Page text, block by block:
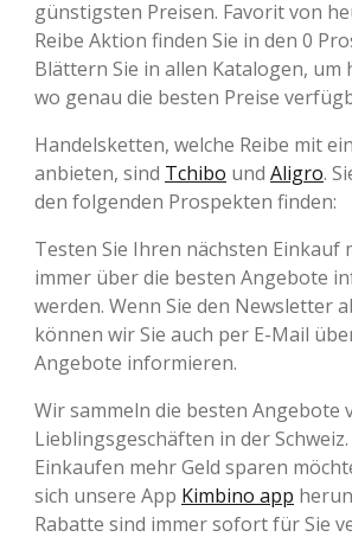
günstigsten Preisen. Favorit von
Reibe Aktion finden Sie in den 0
Blättern Sie in allen Katalogen, um
wo genau die besten Preise
Handelsketten, welche Reibe mit
anbieten, sind Tchibo und Aligro.
den folgenden Prospekten finden:
Testen Sie Ihren nächsten Einkauf
immer über die besten Angebote
werden. Wenn Sie den Newsletter
können wir Sie auch per E-Mail
Angebote informieren.
Wir sammeln die besten Angebote
Lieblingsgeschäften in der
Einkaufen mehr Geld sparen
sich unsere App Kimbino app
Rabatte sind immer sofort für Sie